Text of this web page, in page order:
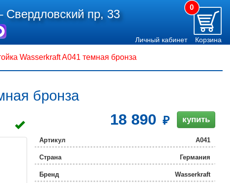
Свердловский пр, 33
0
Личный кабинет Корзина
Wasserkraft A041 темная бронза
бронза
18 890 купить
Артикул A041
Страна Германия
Бренд Wasserkraft